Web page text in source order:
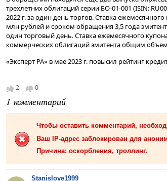
трехлетних облигаций серии БО-01-001 (ISIN:
2022 г. за один день торгов. Ставка
млн рублей и сроком обращения 3,5 года
один торговый день. Ставка ежемесячного
коммерческих облигаций эмитента общим
«Эксперт РА» в мае 2023 г. повысил рейтинг
2 0
1 комментарий
Чтобы оставить комментарий,
Ваш IP-адрес заблокирован для
Причина: оскорбления, троллинг.
Stanislove1999